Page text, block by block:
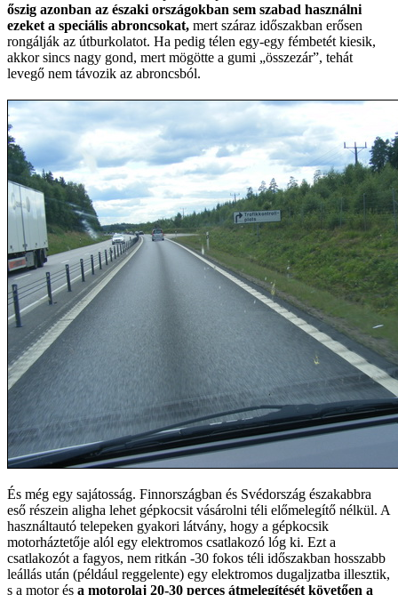
őszig azonban az északi országokban sem szabad használni
ezeket a speciális abroncsokat, mert száraz időszakban erősen
rongálják az útburkolatot. Ha pedig télen egy-egy fémbetét kiesik,
akkor sincs nagy gond, mert mögötte a gumi „összezár”, tehát
levegő nem távozik az abroncsból.
És még egy sajátosság. Finnországban és Svédország északabbra
eső részein aligha lehet gépkocsit vásárolni téli előmelegítő nélkül. A
használtautó telepeken gyakori látvány, hogy a gépkocsik
motorháztetője alól egy elektromos csatlakozó lóg ki. Ezt a
csatlakozót a fagyos, nem ritkán -30 fokos téli időszakban hosszabb
leállás után (például reggelente) egy elektromos dugaljzatba illesztik,
s a motor és a motorolaj 20-30 perces átmelegítését követően a